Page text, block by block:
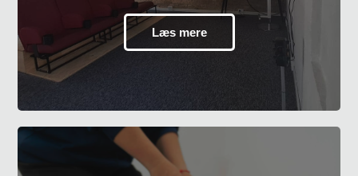
Læs mere